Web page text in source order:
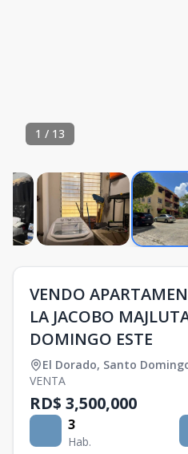
1 / 13
VENDO
LA JACOBO
DOMINGO ESTE
El Dorado, Santo
VENTA
RD$ 3,500,000
3
Hab.